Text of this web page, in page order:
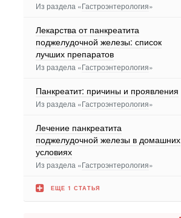
Из раздела «Гастроэнтерология»
Лекарства от панкреатита
поджелудочной железы: список
лучших препаратов
Из раздела «Гастроэнтерология»
Панкреатит: причины и проявления
Из раздела «Гастроэнтерология»
Лечение панкреатита
поджелудочной железы в домашних
условиях
Из раздела «Гастроэнтерология»
ЕЩЕ 1 СТАТЬЯ